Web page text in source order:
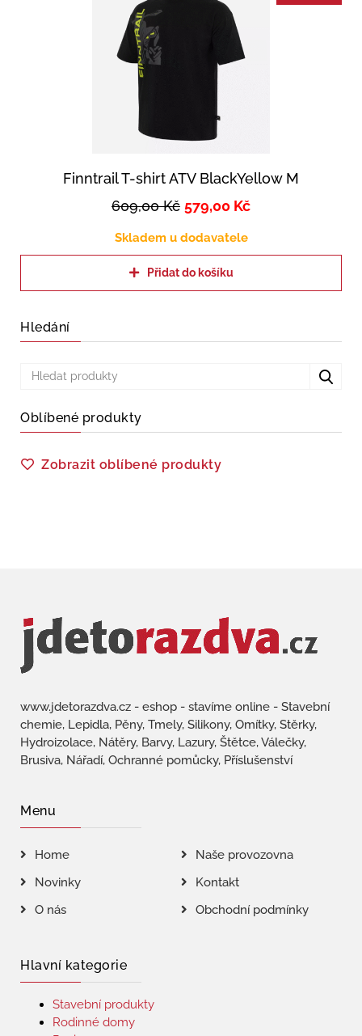
Finntrail T-shirt ATV BlackYellow M
609,00Kč 579,00 Kč
Skladem u dodavatele
Přidat do košíku
Hledání
Oblíbené produkty
Zobrazit oblíbené produkty
www.jdetorazdva.cz - eshop - stavíme online - Stavební
chemie, Lepidla, Pěny, Tmely, Silikony, Omítky, Stěrky,
Hydroizolace, Nátěry, Barvy, Lazury, Štětce, Válečky,
Brusiva, Nářadí, Ochranné pomůcky, Příslušenství
Menu
Home
Naše provozovna
Novinky
Kontakt
O nás
Obchodní podmínky
Hlavní kategorie
Stavební produkty
Rodinné domy